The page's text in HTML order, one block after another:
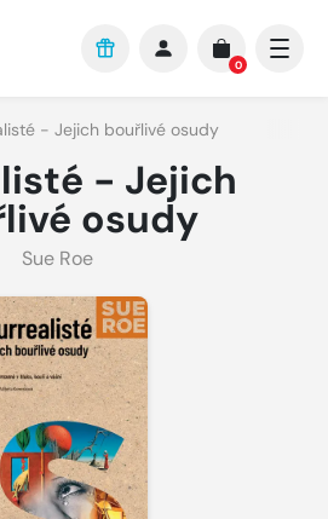
0
- Jejich bouřlivé osudy
- Jejich
osudy
Sue Roe